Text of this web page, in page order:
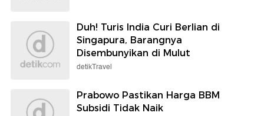
Duh! Turis India Curi Berlian di
Singapura, Barangnya
Disembunyikan di Mulut
detikTravel
Prabowo Pastikan Harga BBM
Subsidi Tidak Naik